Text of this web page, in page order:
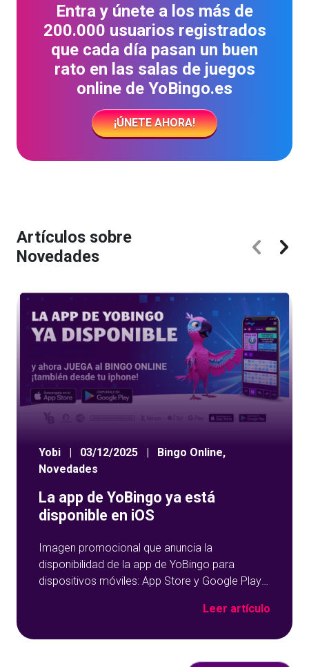
Entra y únete a los más de
200.000 usuarios registrados
que cada día pasan un buen
rato en las salas de juegos
online de YoBingo.es
¡ÚNETE AHORA!
Artículos sobre
Novedades
Yobi | 03/12/2025 | Bingo Online,
Novedades
La app de YoBingo ya está
disponible en iOS
Imagen promocional que anuncia la
disponibilidad de la app de YoBingo para
dispositivos móviles: App Store y Google Play
Leer artículo